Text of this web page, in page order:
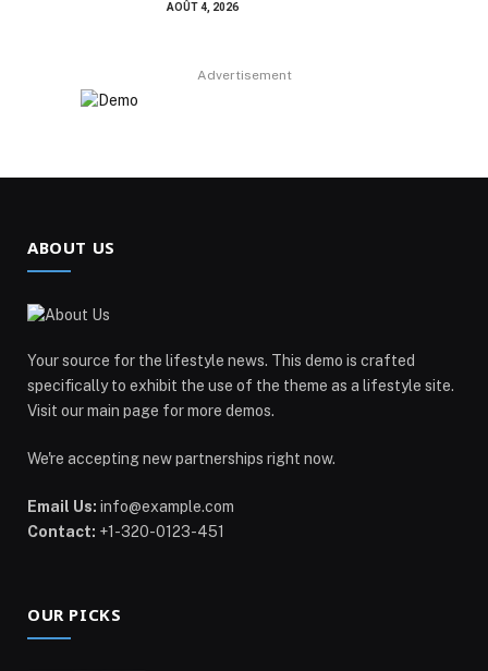
AOÛT 4, 2026
Advertisement
ABOUT US
Your source for the lifestyle news. This demo is crafted
specifically to exhibit the use of the theme as a lifestyle site.
Visit our main page for more demos.
We're accepting new partnerships right now.
Email Us: info@example.com
Contact: +1-320-0123-451
OUR PICKS